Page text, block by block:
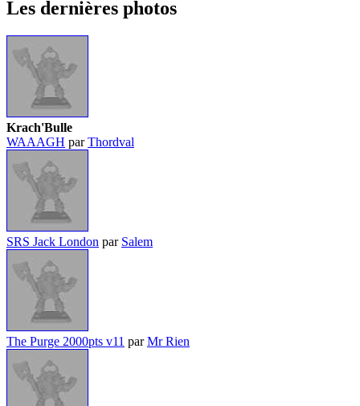
Les dernières photos
Krach'Bulle
WAAAGH parThordval
SRS Jack London par Salem
The Purge 2000pts v11 parMr Rien